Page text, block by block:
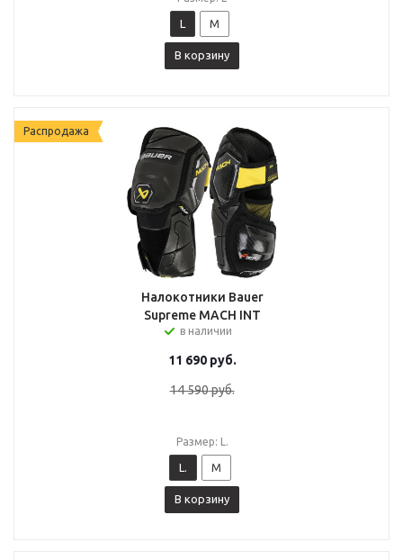
L M
В корзину
Распродажа
Налокотники Bauer
Supreme MACH INT
в наличии
11 690руб.
14 590руб.
Размер: L.
L. M
В корзину